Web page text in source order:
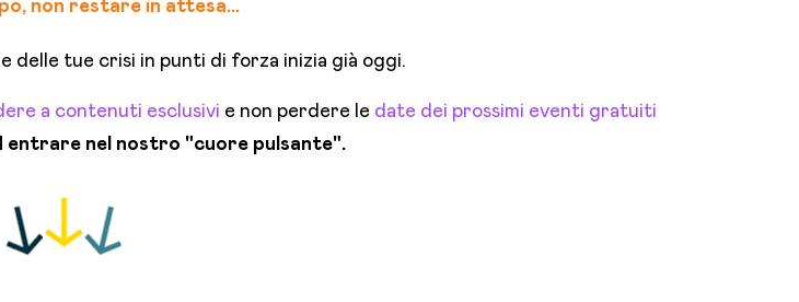
non restare in attesa...
delle tue crisi in punti di forza inizia già oggi.
a contenuti esclusivi e non perdere le date dei prossimi eventi gratuiti
entrare nel nostro "cuore pulsante".